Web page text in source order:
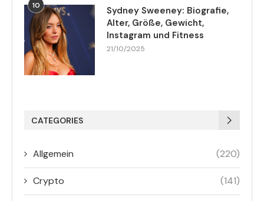
10
Sydney Sweeney: Biografie,
Alter, Größe, Gewicht,
Instagram und Fitness
21/10/2025
CATEGORIES
Allgemein (220)
Crypto (141)